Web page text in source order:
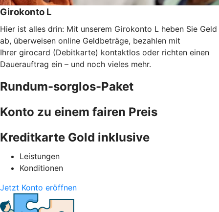
Girokonto L
Hier ist alles drin: Mit unserem Girokonto L heben Sie Geld
ab, überweisen online Geldbeträge, bezahlen mit
Ihrer girocard (Debitkarte) kontaktlos oder richten einen
Dauerauftrag ein – und noch vieles mehr.
Rundum-sorglos-Paket
Konto zu einem fairen Preis
Kreditkarte Gold inklusive
Leistungen
Konditionen
Jetzt Konto eröffnen